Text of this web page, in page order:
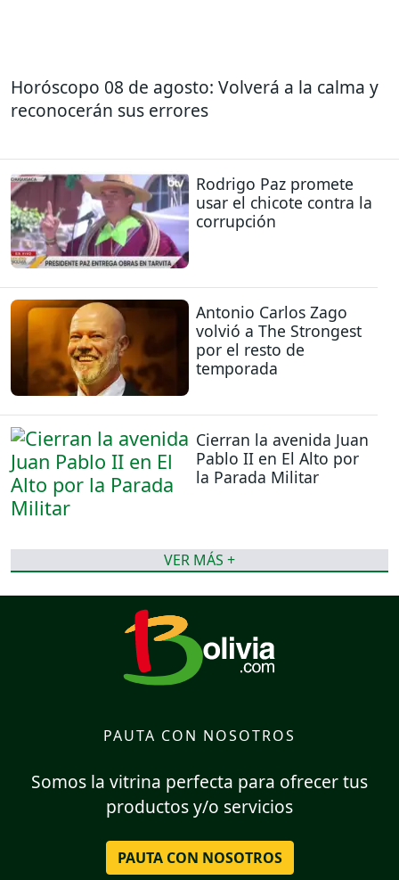
Horóscopo 08 de agosto: Volverá a la calma y
reconocerán sus errores
Rodrigo Paz promete
usar el chicote contra la
corrupción
Antonio Carlos Zago
volvió a The Strongest
por el resto de
temporada
Cierran la avenida Juan
Pablo II en El Alto por
la Parada Militar
VER MÁS +
PAUTA CON NOSOTROS
Somos la vitrina perfecta para ofrecer tus
productos y/o servicios
PAUTA CON NOSOTROS